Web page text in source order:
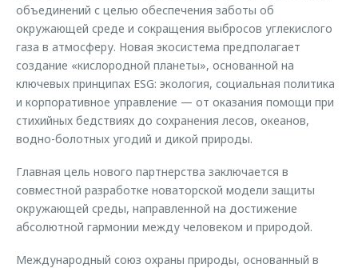
объединений с целью обеспечения заботы об
окружающей среде и сокращения выбросов углекислого
газа в атмосферу. Новая экосистема предполагает
создание «кислородной планеты», основанной на
ключевых принципах ESG: экология, социальная политика
и корпоративное управление — от оказания помощи при
стихийных бедствиях до сохранения лесов, океанов,
водно-болотных угодий и дикой природы.
Главная цель нового партнерства заключается в
совместной разработке новаторской модели защиты
окружающей среды, направленной на достижение
абсолютной гармонии между человеком и природой.
Международный союз охраны природы, основанный в